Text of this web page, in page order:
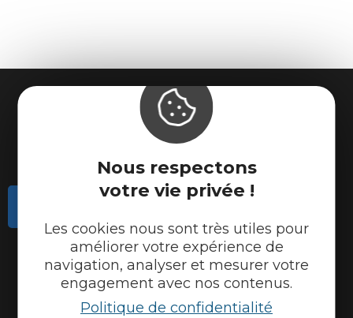
Nous respectons
votre vie privée !
Les cookies nous sont très utiles pour
améliorer votre expérience de
navigation, analyser et mesurer votre
engagement avec nos contenus.
Politique de confidentialité
Actualités
Météo
Marque Accueil Vélo